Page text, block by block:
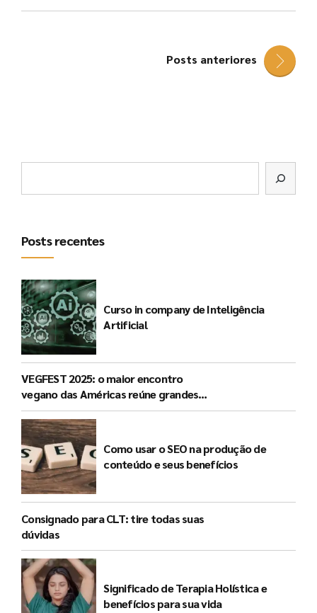
Posts anteriores
Posts recentes
Curso in company de Inteligência
Artificial
VEGFEST 2025: o maior encontro
vegano das Américas reúne grandes
nomes do movimento em São Paulo
Como usar o SEO na produção de
conteúdo e seus benefícios
Consignado para CLT: tire todas suas
dúvidas
Significado de Terapia Holística e
benefícios para sua vida